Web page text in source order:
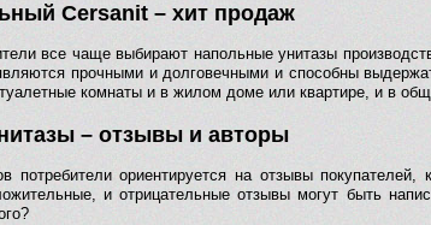
Сersanit – хит продаж
все чаще выбирают напольные унитазы
прочными и долговечными и способны
комнаты и в жилом доме или квартире, и в
– отзывы и авторы
потребители ориентируется на отзывы
и отрицательные отзывы могут быть